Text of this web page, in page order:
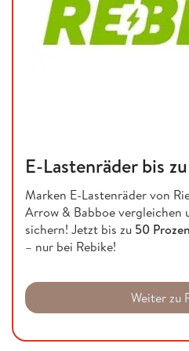
E-Lastenräder bis
Marken E-Lastenräder von
Arrow & Babboe vergleichen
sichern! Jetzt bis zu 50
– nur bei Rebike!
Weiter zu